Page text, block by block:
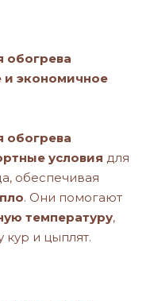
обогрева
и экономичное
обогрева
условия для
обеспечивая
. Они помогают
температуру,
кур и цыплят.